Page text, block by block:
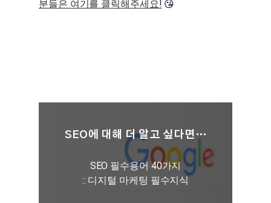
분들은 여기를 클릭해주세요! 😘
SEO에 대해 더 알고 싶다면…
SEO 필수용어 40가지
:: 디지털 마케팅 필수지식